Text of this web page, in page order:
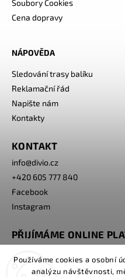
Používáme cookies a osobní
analýzu návštěvnosti,
Soubory Cookies
Cena dopravy
NÁPOVĚDA
Sledování trasy balíku
Reklamační řád
Napište nám
Kontakty
KONTAKT
info@divio.cz
+420 605 777 840
Facebook
Instagram
PŘIJÍMÁME ONLINE